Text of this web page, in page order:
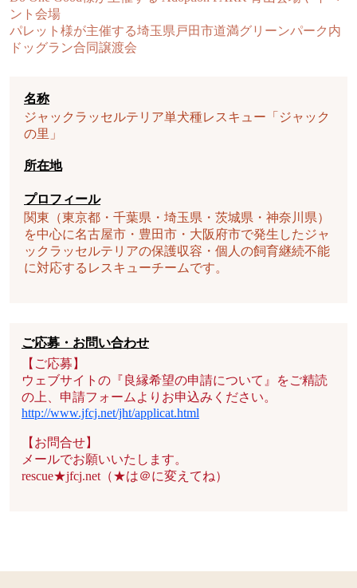
ント会場
パレット様が主催する埼玉県戸田市道満グリーンパーク内
ドッグラン合同譲渡会
名称
ジャックラッセルテリア単犬種レスキュー「ジャック
の里」
所在地
プロフィール
関東（東京都・千葉県・埼玉県・茨城県・神奈川県）
を中心に名古屋市・豊田市・大阪府市で発生したジャ
ックラッセルテリアの保護収容・個人の飼育継続不能
に対応するレスキューチームです。
ご応募・お問い合わせ
【ご応募】
ウェブサイトの『良縁希望の申請について』をご精読
の上、申請フォームよりお申込みください。
http://www.jfcj.net/jht/applicat.html
【お問合せ】
メールでお願いいたします。
rescue★jfcj.net（★は＠に変えてね）